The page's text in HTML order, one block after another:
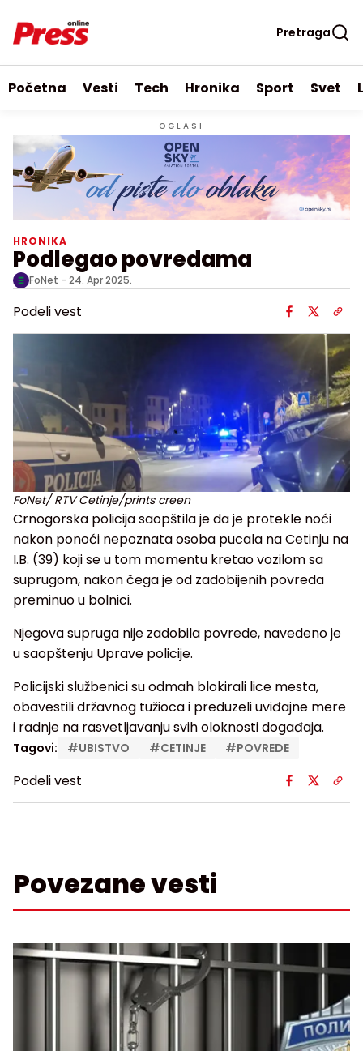
Pretraga
Početna Vesti Tech Hronika Sport Svet
OGLASI
HRONIKA
Podlegao povredama
FoNet - 24. Apr 2025.
Podeli vest
FoNet/ RTV Cetinje/prints creen
Crnogorska policija saopštila je da je protekle noći
nakon ponoći nepoznata osoba pucala na Cetinju na
I.B. (39) koji se u tom momentu kretao vozilom sa
suprugom, nakon čega je od zadobijenih povreda
preminuo u bolnici.
Njegova supruga nije zadobila povrede, navedeno je
u saopštenju Uprave policije.
Policijski službenici su odmah blokirali lice mesta,
obavestili državnog tužioca i preduzeli uviđajne mere
i radnje na rasvetljavanju svih oloknosti događaja.
Tagovi: #UBISTVO #CETINJE #POVREDE
Podeli vest
Povezane vesti